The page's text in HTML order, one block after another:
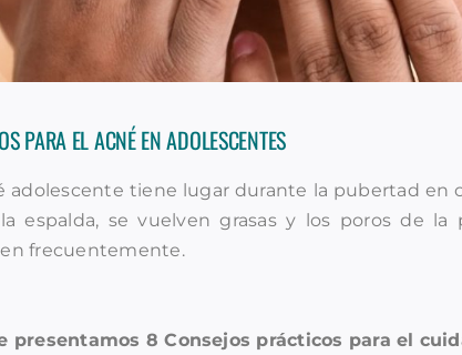
PARA EL ACNÉ EN ADOLESCENTES
adolescente tiene lugar durante la pubertad en
espalda, se vuelven grasas y los poros de
frecuentemente.
presentamos 8 Consejos prácticos para el